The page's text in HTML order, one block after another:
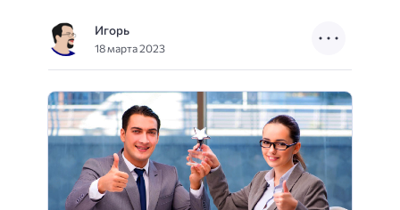
Игорь
18 марта 2023